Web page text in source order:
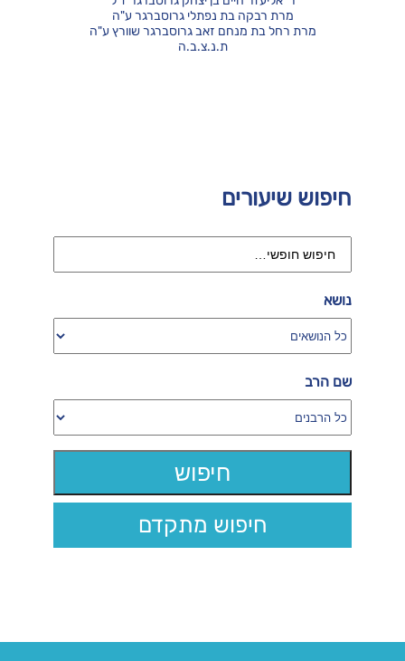
חיפוש שיעורים
נושא
שם הרב
חיפוש מתקדם
מרת רבקה בת נפתלי גרוסברגר ע"ה
מרת רחל בת מנחם זאב גרוסברגר שוורץ ע"ה
ת.נ.צ.ב.ה